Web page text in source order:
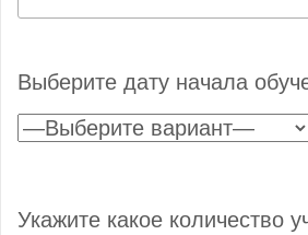
Выберите дату начала
Укажите какое количество